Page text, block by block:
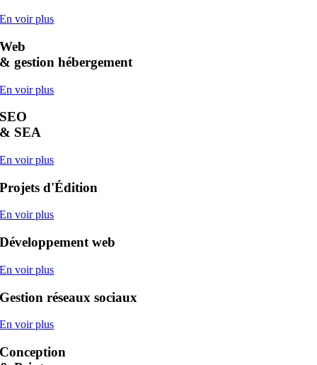
En voir plus
Web
& gestion hébergement
En voir plus
SEO
& SEA
En voir plus
Projetsd'Édition
En voir plus
Développement web
En voir plus
Gestionréseaux sociaux
En voir plus
Conception